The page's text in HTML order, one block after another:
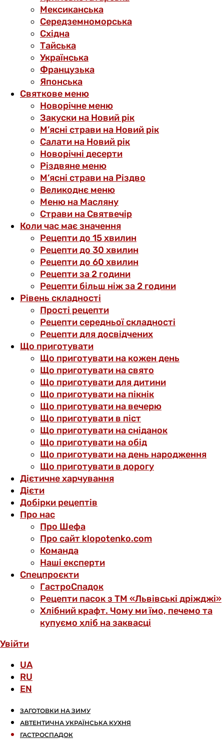
Мексиканська
Середземноморська
Східна
Тайська
Українська
Французька
Японська
Святкове меню
Новорічне меню
Закуски на Новий рік
М’ясні страви на Новий рік
Салати на Новий рік
Новорічні десерти
Різдвяне меню
М’ясні страви на Різдво
Великоднє меню
Меню на Масляну
Страви на Святвечір
Коли час має значення
Рецепти до 15 хвилин
Рецепти до 30 хвилин
Рецепти до 60 хвилин
Рецепти за 2 години
Рецепти більш ніж за 2 години
Рівень складності
Прості рецепти
Рецепти середньої складності
Рецепти для досвідчених
Що приготувати
Що приготувати на кожен день
Що приготувати на свято
Що приготувати для дитини
Що приготувати на пікнік
Що приготувати на вечерю
Що приготувати в піст
Що приготувати на сніданок
Що приготувати на обід
Що приготувати на день народження
Що приготувати в дорогу
Дієтичне харчування
Дієти
Добірки рецептів
Про нас
Про Шефа
Про сайт klopotenko.com
Команда
Наші експерти
Спецпроєкти
ГастроСпадок
Рецепти пасок з ТМ «Львівські дріжджі»
Хлібний крафт. Чому ми їмо, печемо та
купуємо хліб на заквасці
Увійти
UA
RU
EN
ЗАГОТОВКИ НА ЗИМУ
АВТЕНТИЧНА УКРАЇНСЬКА КУХНЯ
ГАСТРОСПАДОК